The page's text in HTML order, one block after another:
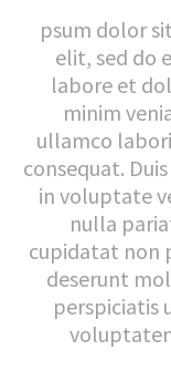
psum dolor
elit, sed do
labore et
minim
ullamco
consequat.
in voluptate
nulla
cupidatat non
deserunt
perspiciatis